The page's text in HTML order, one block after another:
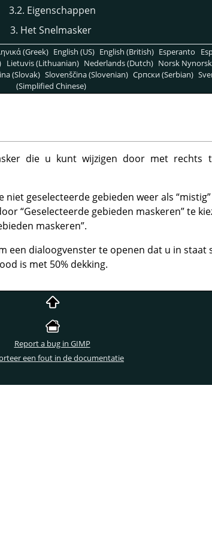
3.2. Eigenschappen
3. Het Snelmasker
(Greek) English (US) English (British) Esperanto
Lietuvis (Lithuanian) Nederlands (Dutch) Norsk
(Slovak) Slovenščina (Slovenian) Српски (Serbian)
(Simplified Chinese)
die u kunt wijzigen door met rechts
niet geselecteerde gebieden weer als “mistig”
“Geselecteerde gebieden maskeren”te
maskeren”.
een dialoogvenster te openen dat u in staat
is met 50% dekking.
Report a bug in GIMP
een fout in de documentatie